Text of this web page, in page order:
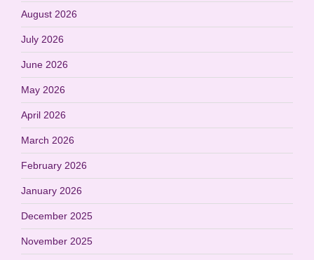
August 2026
July 2026
June 2026
May 2026
April 2026
March 2026
February 2026
January 2026
December 2025
November 2025